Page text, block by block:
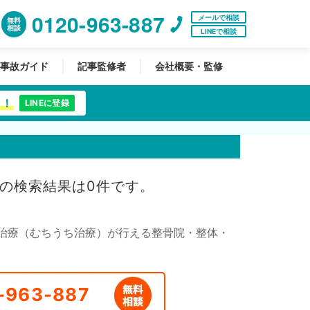
無料
相談
0120-963-887
メールで相談
LINEで相談
故ガイド 記事監修者 会社概要・監修
LINEに登録
検索結果は0件です。
（むちうち治療）が行える整骨院・整体・
963-887